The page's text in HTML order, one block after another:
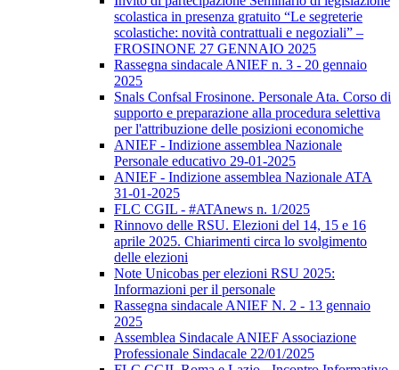
scolastica in presenza gratuito “Le segreterie
scolastiche: novità contrattuali e negoziali” –
FROSINONE 27 GENNAIO 2025
Rassegna sindacale ANIEF n. 3 - 20 gennaio
2025
Snals Confsal Frosinone. Personale Ata. Corso di
supporto e preparazione alla procedura selettiva
per l'attribuzione delle posizioni economiche
ANIEF - Indizione assemblea Nazionale
Personale educativo 29-01-2025
ANIEF - Indizione assemblea Nazionale ATA
31-01-2025
FLC CGIL - #ATAnews n. 1/2025
Rinnovo delle RSU. Elezioni del 14, 15 e 16
aprile 2025. Chiarimenti circa lo svolgimento
delle elezioni
Note Unicobas per elezioni RSU 2025:
Informazioni per il personale
Rassegna sindacale ANIEF N. 2 - 13 gennaio
2025
Assemblea Sindacale ANIEF Associazione
Professionale Sindacale 22/01/2025